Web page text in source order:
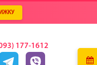
177-1612